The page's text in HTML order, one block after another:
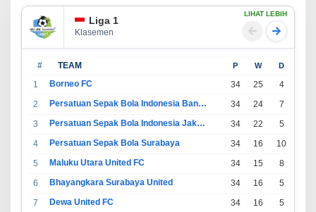
Liga 1
Klasemen
LIHAT LEBIH
# TEAM P W D
1 Borneo FC 34 25 4
2
Persatuan Sepak Bola Indonesia Bandung 34 24 7
3
Persatuan Sepak Bola Indonesia Jakarta 34 22 5
4
Persatuan Sepak Bola Surabaya 34 16 10
5
Maluku Utara United FC 34 15 8
6
Bhayangkara Surabaya United 34 16 5
7
Dewa United FC 34 16 5